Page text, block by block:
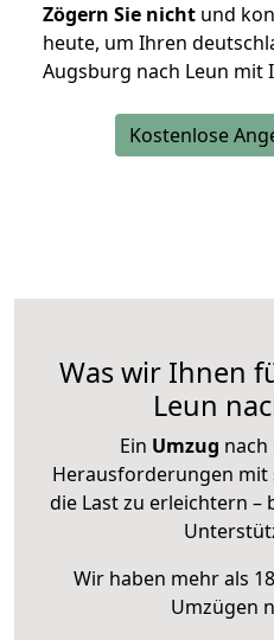
Zögern Sie nicht und
heute, um Ihren
Augsburg nach Leun mit
Kostenlose
Was wir Ihnen
Leun
Ein Umzug nach
Herausforderungen mit
die Last zu erleichtern
Wir haben mehr als
Umzügen